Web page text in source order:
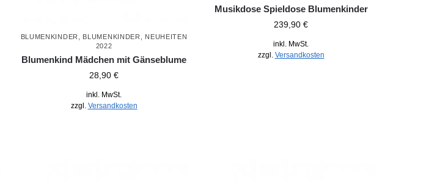
BLUMENKINDER BLUMENKINDER
NEUHEITEN
2022
Blumenkind Mädchen mit Gänseblume
28,90 €
inkl. MwSt.
zzgl. Versandkosten
Musikdose Spieldose Blumenkinder
239,90€
inkl. MwSt.
zzgl. Versandkosten